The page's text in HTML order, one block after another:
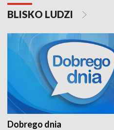
BLISKO LUDZI
Dobrego dnia